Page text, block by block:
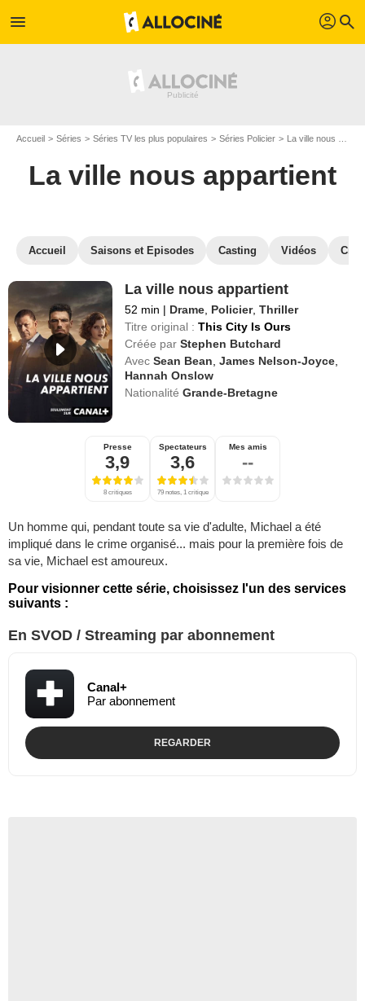
menu profil search
Accueil Séries Séries TV les plus populaires Séries Policier La ville nous appartient
La ville nous appartient
Accueil Saisons et Episodes Casting Vidéos
La ville nous appartient
52 min | Drame Policier,Thriller
Titre original : This City Is Ours
Créée par Stephen Butchard
Avec Sean Bean ,James Nelson-Joyce
Hannah Onslow
Nationalité Grande-Bretagne
Presse
3,9
8 critiques
Spectateurs
3,6
79 notes, 1 critique
Mes amis
--
Un homme qui, pendant toute sa vie d'adulte, Michael a été
impliqué dans le crime organisé... mais pour la première fois de
sa vie, Michael est amoureux.
Pour visionner cette série, choisissez l'un des services
suivants :
En SVOD / Streaming par abonnement
Canal+
Par abonnement
REGARDER